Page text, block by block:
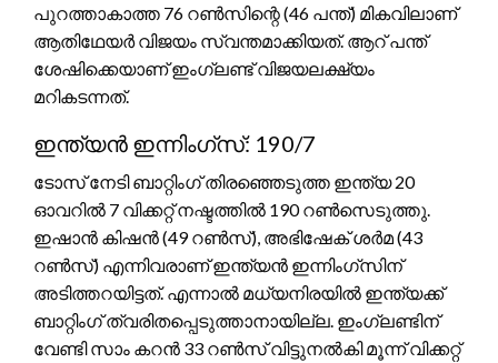
പുറത്താകാത്ത 76 റൺസിന്റെ (46 പന്ത്) മികവിലാണ്
ആതിഥേയർ വിജയം സ്വന്തമാക്കിയത്. ആറ് പന്ത്
ശേഷിക്കെയാണ് ഇംഗ്ലണ്ട് വിജയലക്ഷ്യം
മറികടന്നത്.
ഇന്ത്യൻ ഇന്നിംഗ്‌സ്: 190/7
ടോസ് നേടി ബാറ്റിംഗ് തിരഞ്ഞെടുത്ത ഇന്ത്യ 20
ഓവറിൽ 7 വിക്കറ്റ് നഷ്ടത്തിൽ 190 റൺസെടുത്തു.
ഇഷാൻ കിഷൻ (49 റൺസ്), അഭിഷേക് ശർമ (43
റൺസ്) എന്നിവരാണ് ഇന്ത്യൻ ഇന്നിംഗ്‌സിന്
അടിത്തറയിട്ടത്. എന്നാൽ മധ്യനിരയിൽ ഇന്ത്യക്ക്
ബാറ്റിംഗ് ത്വരിതപ്പെടുത്താനായില്ല. ഇംഗ്ലണ്ടിന്
വേണ്ടി സാം കറൻ 33 റൺസ് വിട്ടുനൽകി മൂന്ന് വിക്കറ്റ്